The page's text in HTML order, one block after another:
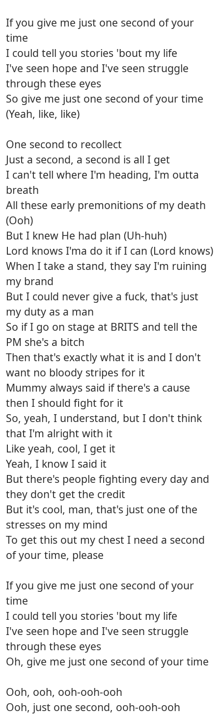
If you give me just one second of your
time
I could tell you stories 'bout my life
I've seen hope and I've seen struggle
through these eyes
So give me just one second of your time
(Yeah, like, like)
One second to recollect
Just a second, a second is all I get
I can't tell where I'm heading, I'm outta
breath
All these early premonitions of my death
(Ooh)
But I knew He had plan (Uh-huh)
Lord knows I'ma do it if I can (Lord knows)
When I take a stand, they say I'm ruining
my brand
But I could never give a fuck, that's just
my duty as a man
So if I go on stage at BRITS and tell the
PM she's a bitch
Then that's exactly what it is and I don't
want no bloody stripes for it
Mummy always said if there's a cause
then I should fight for it
So, yeah, I understand, but I don't think
that I'm alright with it
Like yeah, cool, I get it
Yeah, I know I said it
But there's people fighting every day and
they don't get the credit
But it's cool, man, that's just one of the
stresses on my mind
To get this out my chest I need a second
of your time, please
If you give me just one second of your
time
I could tell you stories 'bout my life
I've seen hope and I've seen struggle
through these eyes
Oh, give me just one second of your time
Ooh, ooh, ooh-ooh-ooh
Ooh, just one second, ooh-ooh-ooh